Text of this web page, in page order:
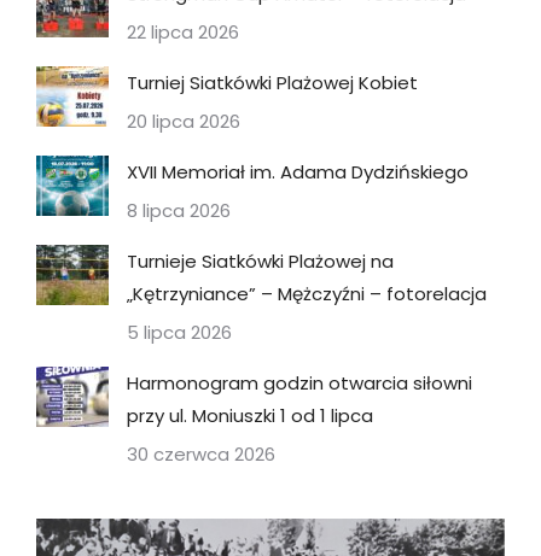
22 lipca 2026
Turniej Siatkówki Plażowej Kobiet
20 lipca 2026
XVII Memoriał im. Adama Dydzińskiego
8 lipca 2026
Turnieje Siatkówki Plażowej na
„Kętrzyniance” – Mężczyźni – fotorelacja
5 lipca 2026
Harmonogram godzin otwarcia siłowni
przy ul. Moniuszki 1 od 1 lipca
30 czerwca 2026